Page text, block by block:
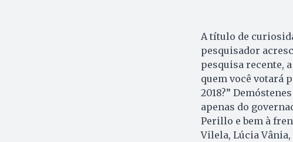
A título de
pesquisador
pesquisa recente,
quem você votará
2018?”
apenas do
Perillo e bem à
Vilela, Lúcia